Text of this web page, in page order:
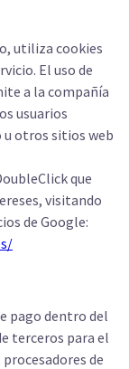
utiliza cookies
El uso de
a la compañía
usuarios
u otros sitios web
que
visitando
de Google:
pago dentro del
terceros para el
de